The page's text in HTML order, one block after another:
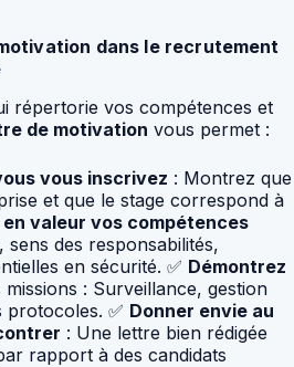
dans le recrutement
répertorie vos compétences et
de motivation vous permet :
vous inscrivez : Montrez que
et que le stage correspond à
valeur vos compétences
sens des responsabilités,
en sécurité. ✅ Démontrez
missions : Surveillance, gestion
protocoles. ✅ Donner envie au
: Une lettre bien rédigée
rapport à des candidats